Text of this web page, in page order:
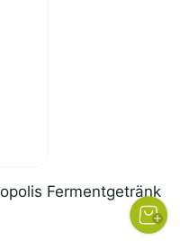
Fermentgetränk